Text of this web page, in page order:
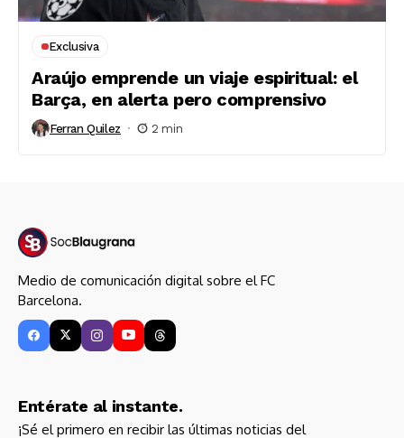
Exclusiva
Araújo emprende un viaje espiritual: el
Barça, en alerta pero comprensivo
Ferran Quilez 2 min
Medio de comunicación digital sobre el FC
Barcelona.
Entérate al instante.
¡Sé el primero en recibir las últimas noticias del